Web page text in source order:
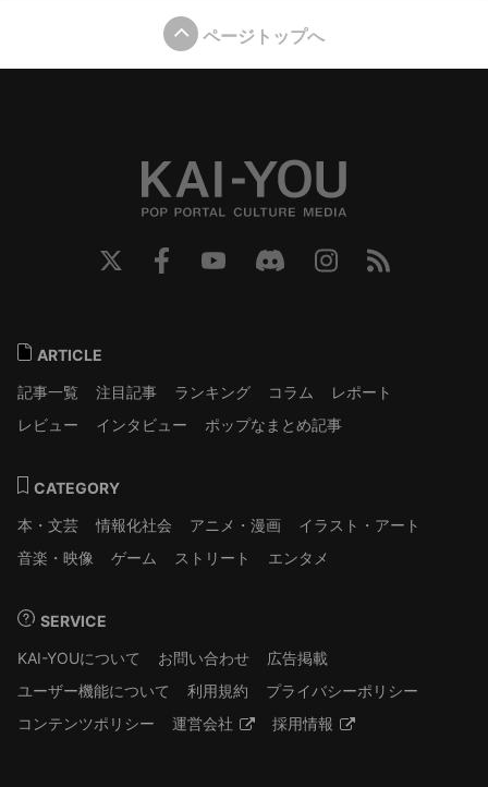
ページトップへ
ARTICLE
記事一覧
注目記事 ランキング コラム
レポート
レビュー
インタビュー ポップなまとめ記事
CATEGORY
本・文芸
情報化社会 アニメ・漫画
イラスト・アート
音楽・映像
ゲーム ストリート エンタメ
SERVICE
KAI-YOUについて
お問い合わせ
広告掲載
ユーザー機能について
利用規約
プライバシーポリシー
コンテンツポリシー
運営会社 採用情報